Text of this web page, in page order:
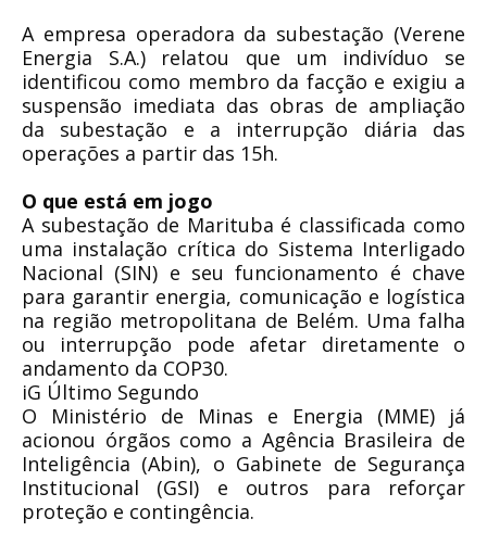
A empresa operadora da subestação (Verene
Energia S.A.) relatou que um indivíduo se
identificou como membro da facção e exigiu a
suspensão imediata das obras de ampliação
da subestação e a interrupção diária das
operações a partir das 15h.
O que está em jogo
A subestação de Marituba é classificada como
uma instalação crítica do Sistema Interligado
Nacional (SIN) e seu funcionamento é chave
para garantir energia, comunicação e logística
na região metropolitana de Belém. Uma falha
ou interrupção pode afetar diretamente o
andamento da COP30.
iG Último Segundo
O Ministério de Minas e Energia (MME) já
acionou órgãos como a Agência Brasileira de
Inteligência (Abin), o Gabinete de Segurança
Institucional (GSI) e outros para reforçar
proteção e contingência.